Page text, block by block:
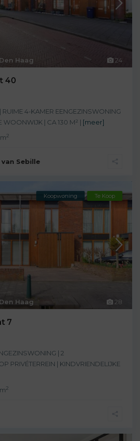
24
Den Haag
40
RUIME 4-KAMER EENGEZINSWONING
WOONWIJK | CA 130 M² | [meer]
2
van Sebille
28
Den Haag
Koopwoning Te Koop
7
| 2
PRIVÉTERREIN | KINDVRIENDELIJKE
2